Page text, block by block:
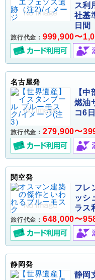
ス利
社基
日間
旅行代金： 999,900〜
名古屋発
【
燃油
コ6
旅行代金： 279,900〜
関空発
フレ
ッシ
ラス
旅行代金： 648,000〜
静岡発
静岡